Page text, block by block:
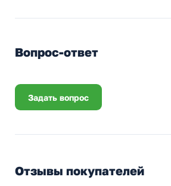
Вопрос-ответ
Задать вопрос
Отзывы покупателей